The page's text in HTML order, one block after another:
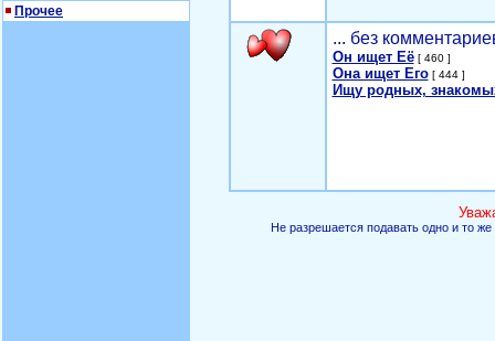
Прочее
... без
Он ищет Её[ 460 ]
Она ищет Его[ 444 ]
Ищу родных,
Не разрешается подавать одно и то